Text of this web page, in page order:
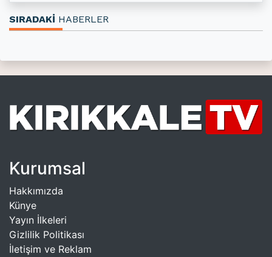
SIRADAKİ HABERLER
Kurumsal
Hakkımızda
Künye
Yayın İlkeleri
Gizlilik Politikası
İletişim ve Reklam